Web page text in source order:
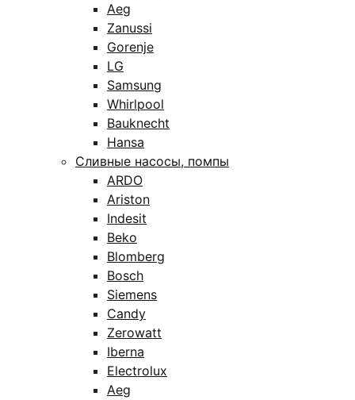
Aeg
Zanussi
Gorenje
LG
Samsung
Whirlpool
Bauknecht
Hansa
Сливные насосы, помпы
ARDO
Ariston
Indesit
Beko
Blomberg
Bosch
Siemens
Candy
Zerowatt
Iberna
Electrolux
Aeg